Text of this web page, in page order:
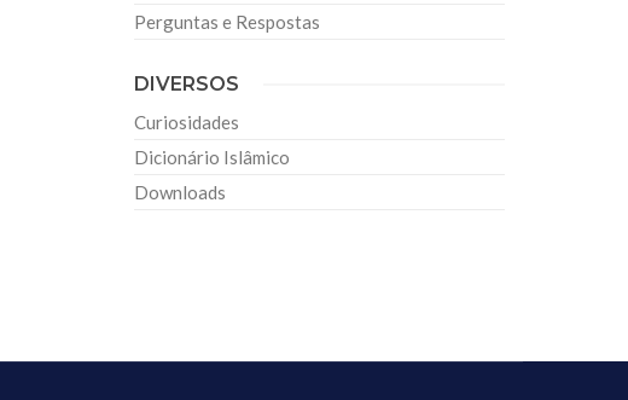
Perguntas e Respostas
DIVERSOS
Curiosidades
Dicionário Islâmico
Downloads